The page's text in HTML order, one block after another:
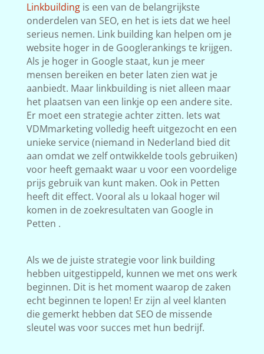
Linkbuildingis een van de belangrijkste
onderdelen van SEO, en het is iets dat we heel
serieus nemen. Link building kan helpen om je
website hoger in de Googlerankings te krijgen.
Als je hoger in Google staat, kun je meer
mensen bereiken en beter laten zien wat je
aanbiedt. Maar linkbuilding is niet alleen maar
het plaatsen van een linkje op een andere site.
Er moet een strategie achter zitten. Iets wat
VDMmarketing volledig heeft uitgezocht en een
unieke service (niemand in Nederland bied dit
aan omdat we zelf ontwikkelde tools gebruiken)
voor heeft gemaakt waar u voor een voordelige
prijs gebruik van kunt maken. Ook in Petten
heeft dit effect. Vooral als u lokaal hoger wil
komen in de zoekresultaten van Google in
Petten .
Als we de juiste strategie voor link building
hebben uitgestippeld, kunnen we met ons werk
beginnen. Dit is het moment waarop de zaken
echt beginnen te lopen! Er zijn al veel klanten
die gemerkt hebben dat SEO de missende
sleutel was voor succes met hun bedrijf.